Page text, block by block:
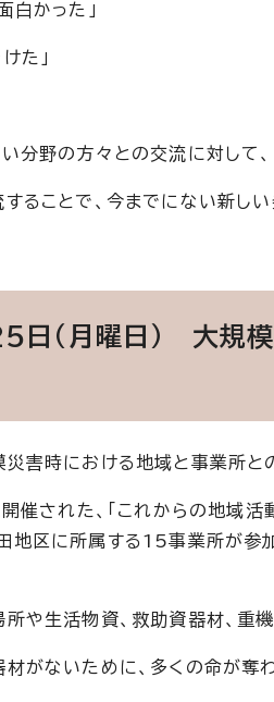
白かった」
た」
分野の方々との交流に対して
ることで、今までにない新し
（月曜日） 大規模
害時における地域と事業所と
催された、「これからの地域
区に所属する15事業所が参
や生活物資、救助資器材、重機
がないために、多くの命が奪わ